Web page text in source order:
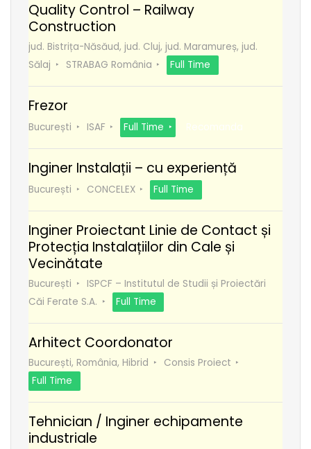
Quality Control – Railway
Construction
jud. Bistrița-Năsăud, jud. Cluj, jud. Maramureș, jud.
Sălaj
STRABAG România Full Time
Frezor
București ISAF Full Time Recomanda
Inginer Instalații – cu experiență
București CONCELEX Full Time
Inginer Proiectant Linie de Contact și
Protecția Instalațiilor din Cale și
Vecinătate
București
ISPCF – Institutul de Studii și Proiectări
Căi Ferate S.A.
Full Time
Arhitect Coordonator
București, România, Hibrid
Consis Proiect
Full Time
Tehnician / Inginer echipamente
industriale